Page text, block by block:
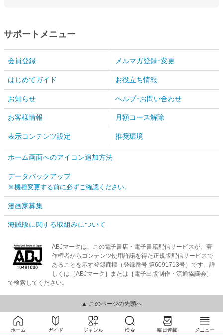
サポートメニュー
会員登録 メルマガ登録･変更
はじめてガイド お役立ち情報
お知らせ ヘルプ･お問い合わせ
お客様情報 月額コース解除
表示コンテンツ設定 推奨環境
ホーム画面へのアイコン追加方法
データバックアップ
※機種変更する前に必ずご確認ください。
漫画家募集
海賊版に関する取組みについて
ABJマークは、この電子書店・電子書籍配信サービスが、著
作権者からコンテンツ使用許諾を得た正規版配信サービスで
あることを示す登録商標（登録番号 第6091713号）です。詳
しくは［ABJマーク］または［電子出版制作・流通協議会］
で検索してください。
▲ このページの先頭へ
ホーム ガイド ジャンル 検索 曜日連載 メニュー